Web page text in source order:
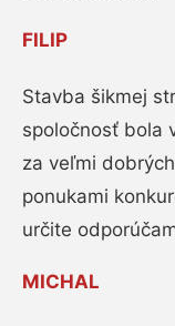
FILIP
Stavba šikmej
spoločnosť bola
za veľmi
ponukami
určite
MICHAL